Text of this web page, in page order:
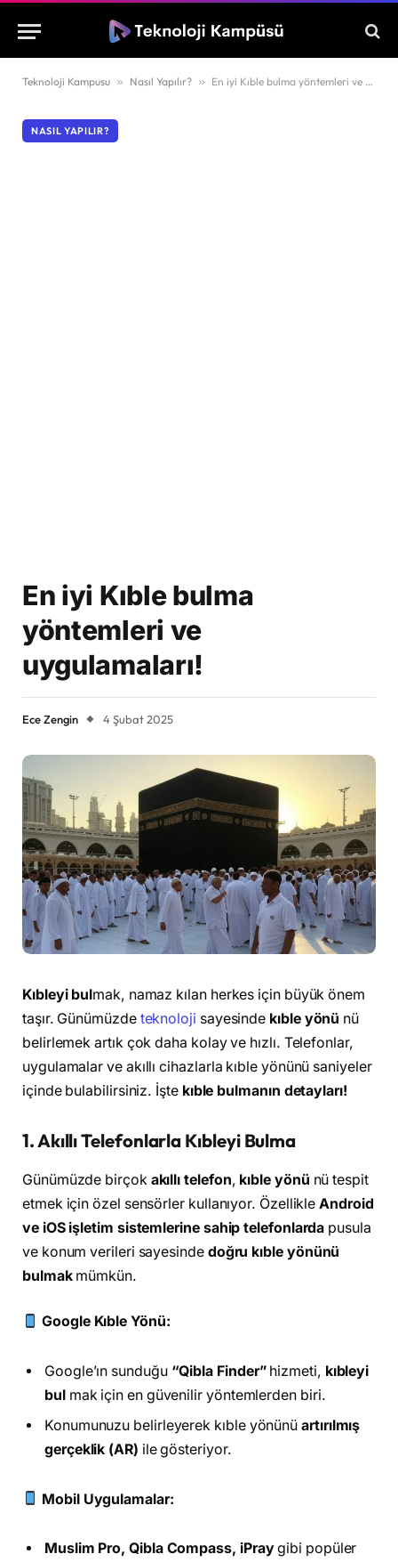
Teknoloji Kampusu » Nasıl Yapılır? » En iyi Kıble bulma yöntemleri ve uygulamaları!
NASIL YAPILIR?
En iyi Kıble bulma
yöntemleri ve
uygulamaları!
Ece Zengin 4 Şubat 2025
Kıbleyi bulmak, namaz kılan herkes için büyük önem
taşır. Günümüzde teknoloji sayesinde kıble yönü nü
belirlemek artık çok daha kolay ve hızlı. Telefonlar,
uygulamalar ve akıllı cihazlarla kıble yönünü saniyeler
içinde bulabilirsiniz. İşte kıble bulmanın detayları!
1. Akıllı Telefonlarla Kıbleyi Bulma
Günümüzde birçok akıllı telefon, kıble yönü nü tespit
etmek için özel sensörler kullanıyor. ÖzellikleAndroid
ve iOS işletim sistemlerine sahip telefonlarda pusula
ve konum verileri sayesinde doğru kıble yönünü
bulmakmümkün.
Google Kıble Yönü:
Google’ın sunduğu “Qibla Finder”hizmeti, kıbleyi
bulmak için en güvenilir yöntemlerden biri.
Konumunuzu belirleyerek kıble yönünüartırılmış
gerçeklik (AR) ile gösteriyor.
Mobil Uygulamalar:
Muslim Pro, Qibla Compass, iPraygibi popüler